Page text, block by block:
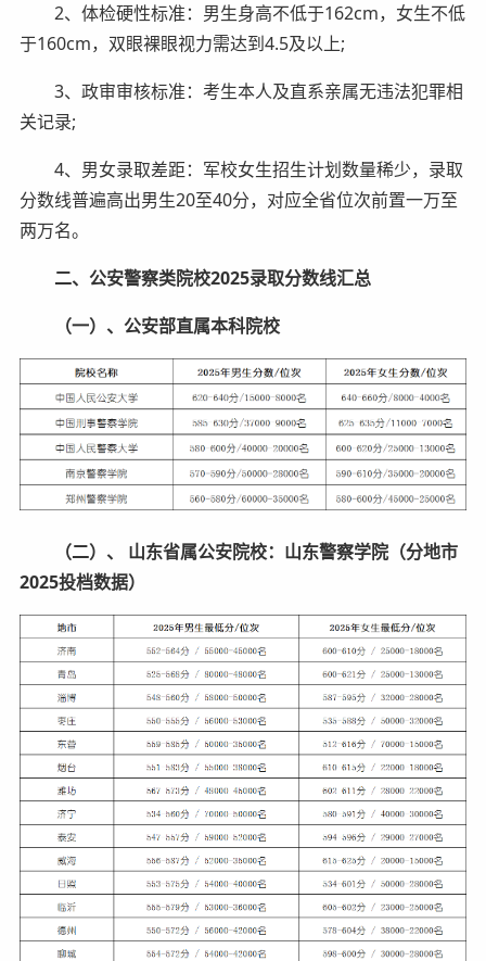
2、体检硬性标准：男生身高不低于162cm，女生不低
于160cm，双眼裸眼视力需达到4.5及以上;
3、政审审核标准：考生本人及直系亲属无违法犯罪相
关记录;
4、男女录取差距：军校女生招生计划数量稀少，录取
分数线普遍高出男生20至40分，对应全省位次前置一万至
两万名。
二、公安警察类院校2025录取分数线汇总
（一）、公安部直属本科院校
（二）、 山东省属公安院校：山东警察学院（分地市
2025投档数据）